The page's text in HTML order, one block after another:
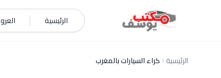
الرئيسية
الرئيسية كراء السيارات بالمغرب